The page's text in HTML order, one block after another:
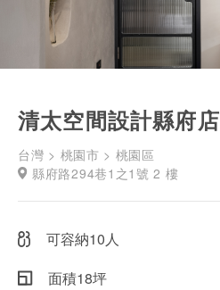
清太空間設計縣府店
台灣 > 桃園市 > 桃園區
縣府路294巷1之1號 2 樓
可容納10人
面積18坪